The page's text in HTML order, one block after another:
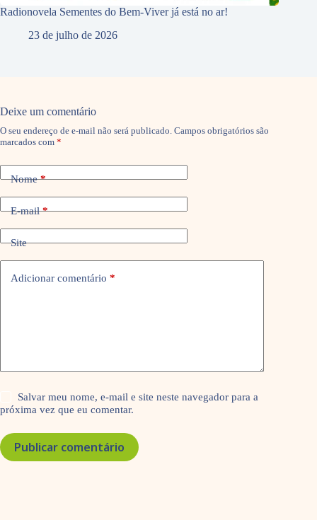
Radionovela Sementes do Bem-Viver já está no ar!
23 de julho de 2026
Deixe um comentário
O seu endereço de e-mail não será publicado. Campos obrigatórios são
marcados com *
Nome*
E-mail*
Site
Adicionar comentário *
Salvar meu nome, e-mail e site neste navegador para a
próxima vez que eu comentar.
Publicar comentário